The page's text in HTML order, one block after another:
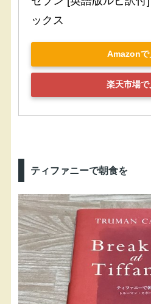
ックス
Amazonで
楽天市場で
ティファニーで朝食を